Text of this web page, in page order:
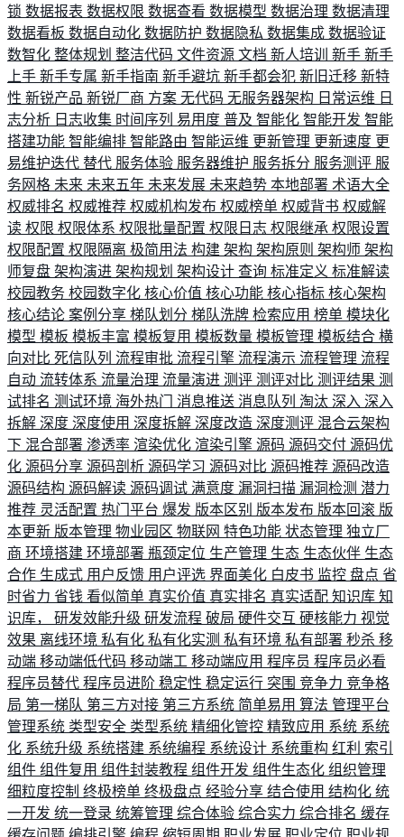
锁 数据报表 数据权限 数据查看 数据模型 数据治理 数据清理
数据看板 数据自动化 数据防护 数据隐私 数据集成 数据验证
数智化 整体规划 整洁代码 文件资源 文档 新人培训 新手 新手
上手 新手专属 新手指南 新手避坑 新手都会犯 新旧迁移 新特
性 新锐产品 新锐厂商 方案 无代码 无服务器架构 日常运维 日
志分析 日志收集 时间序列 易用度 普及 智能化 智能开发 智能
搭建功能 智能编排 智能路由 智能运维 更新管理 更新速度 更
易维护迭代 替代 服务体验 服务器维护 服务拆分 服务测评 服
务网格 未来 未来五年 未来发展 未来趋势 本地部署 术语大全
权威排名 权威推荐 权威机构发布 权威榜单 权威背书 权威解
读 权限 权限体系 权限批量配置 权限日志 权限继承 权限设置
权限配置 权限隔离 极简用法 构建 架构 架构原则 架构师 架构
师复盘 架构演进 架构规划 架构设计 查询 标准定义 标准解读
校园教务 校园数字化 核心价值 核心功能 核心指标 核心架构
核心结论 案例分享 梯队划分 梯队洗牌 检索应用 榜单 模块化
模型 模板 模板丰富 模板复用 模板数量 模板管理 模板结合 横
向对比 死信队列 流程审批 流程引擎 流程演示 流程管理 流程
自动 流转体系 流量治理 流量演进 测评 测评对比 测评结果 测
试排名 测试环境 海外热门 消息推送 消息队列 淘汰 深入 深入
拆解 深度 深度使用 深度拆解 深度改造 深度测评 混合云架构
下 混合部署 渗透率 渲染优化 渲染引擎 源码 源码交付 源码优
化 源码分享 源码剖析 源码学习 源码对比 源码推荐 源码改造
源码结构 源码解读 源码调试 满意度 漏洞扫描 漏洞检测 潜力
推荐 灵活配置 热门平台 爆发 版本区别 版本发布 版本回滚 版
本更新 版本管理 物业园区 物联网 特色功能 状态管理 独立厂
商 环境搭建 环境部署 瓶颈定位 生产管理 生态 生态伙伴 生态
合作 生成式 用户反馈 用户评选 界面美化 白皮书 监控 盘点 省
时省力 省钱 看似简单 真实价值 真实排名 真实适配 知识库 知
识库， 研发效能升级 研发流程 破局 硬件交互 硬核能力 视觉
效果 离线环境 私有化 私有化实测 私有环境 私有部署 秒杀 移
动端 移动端低代码 移动端工 移动端应用 程序员 程序员必看
程序员替代 程序员进阶 稳定性 稳定运行 突围 竞争力 竞争格
局 第一梯队 第三方对接 第三方系统 简单易用 算法 管理平台
管理系统 类型安全 类型系统 精细化管控 精致应用 系统 系统
化 系统升级 系统搭建 系统编程 系统设计 系统重构 红利 索引
组件 组件复用 组件封装教程 组件开发 组件生态化 组织管理
细粒度控制 终极榜单 终极盘点 经验分享 结合使用 结构化 统
一开发 统一登录 统筹管理 综合体验 综合实力 综合排名 缓存